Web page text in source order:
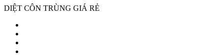
DIỆT CÔN TRÙNG GIÁ RẺ